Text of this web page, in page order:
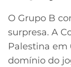
O Grupo B
surpresa. A
Palestina em
domínio do